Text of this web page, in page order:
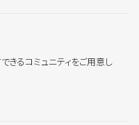
るコミュニティをご用意し